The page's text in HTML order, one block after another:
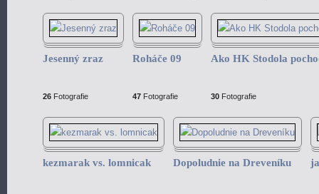
Jesenný zraz
26 Fotografie
Roháče 09
47 Fotografie
Ako HK Stodola
30 Fotografie
kezmarak vs. lomnicak Dopoludnie na Dreveníku